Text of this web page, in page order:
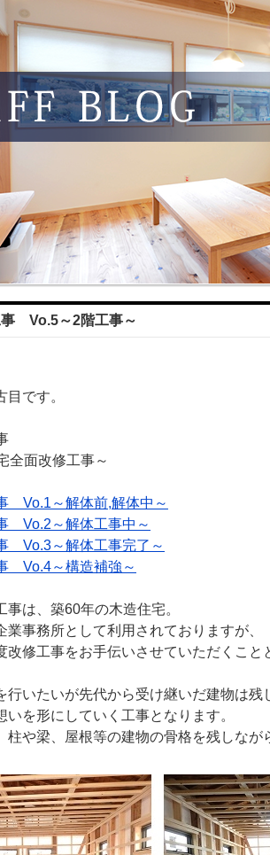
事 Vo.5～2階工事～
です。
全面改修工事～
Vo.1～解体前,解体中～
Vo.2～解体工事中～
Vo.3～解体工事完了～
Vo.4～構造補強～
は、築60年の木造住宅。
業事務所として利用されておりますが、
改修工事をお手伝いさせていただくこと
行いたいが先代から受け継いだ建物は残
いを形にしていく工事となります。
柱や梁、屋根等の建物の骨格を残しなが